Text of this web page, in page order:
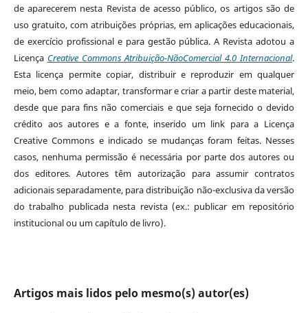
de aparecerem nesta Revista de acesso público, os artigos são de
uso gratuito, com atribuições próprias, em aplicações educacionais,
de exercício profissional e para gestão pública. A Revista adotou a
Licença Creative Commons Atribuição-NãoComercial 4.0 Internacional.
Esta licença permite copiar, distribuir e reproduzir em qualquer
meio, bem como adaptar, transformar e criar a partir deste material,
desde que para fins não comerciais e que seja fornecido o devido
crédito aos autores e a fonte, inserido um link para a Licença
Creative Commons e indicado se mudanças foram feitas. Nesses
casos, nenhuma permissão é necessária por parte dos autores ou
dos editores.Autores têm autorização para assumir contratos
adicionais separadamente, para distribuição não-exclusiva da versão
do trabalho publicada nesta revista (ex.: publicar em repositório
institucional ou um capítulo de livro).
Artigos mais lidos pelo mesmo(s) autor(es)